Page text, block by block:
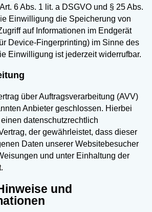
6 Abs. 1 lit. a DSGVO und § 25 Abs.
Einwilligung die Speicherung von
auf Informationen im Endgerät
Device-Fingerprinting) im Sinne des
Einwilligung ist jederzeit widerrufbar.
über Auftragsverarbeitung (AVV)
Anbieter geschlossen. Hierbei
datenschutzrechtlich
der gewährleistet, dass dieser
Daten unserer Websitebesucher
und unter Einhaltung der
und